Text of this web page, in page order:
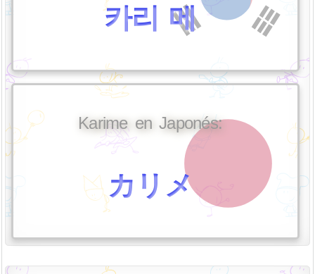
카리 메
Karime en Japonés:
カリメ